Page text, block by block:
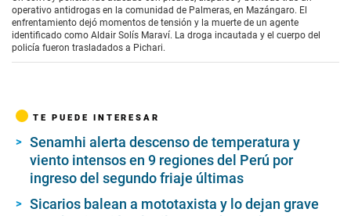
operativo antidrogas en la comunidad de Palmeras, en Mazángaro. El
enfrentamiento dejó momentos de tensión y la muerte de un agente
identificado como Aldair Solís Maraví. La droga incautada y el cuerpo del
policía fueron trasladados a Pichari.
TE PUEDE INTERESAR
Senamhi alerta descenso de temperatura y
viento intensos en 9 regiones del Perú por
ingreso del segundo friaje últimas
Sicarios balean a mototaxista y lo dejan grave